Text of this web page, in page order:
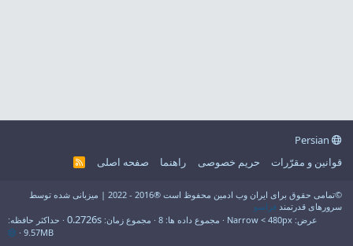
قوانین و مقرّرات
حریم خصوصی راهنما صفحه اصلی
R
©تمامی حقوق برای ایران وب ادمین محفوظ است ®2016 - 2022 | میزبانی شده توسط
سرورهای قدرتمند فراسو
عرض
مجموع داده ها 8 مجموع زمان 0.2726s
حداکثر حافظه
9.57MB